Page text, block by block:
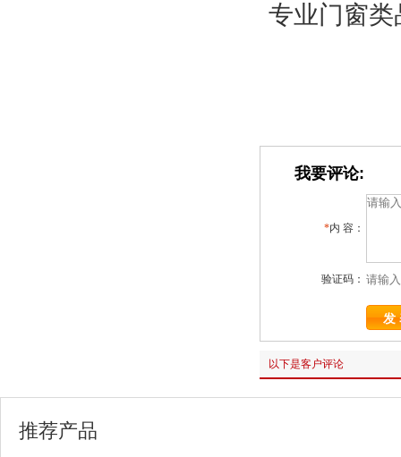
专业门窗
我要评论:
*内 容：
验证码：
以下是客户评论
推荐产品